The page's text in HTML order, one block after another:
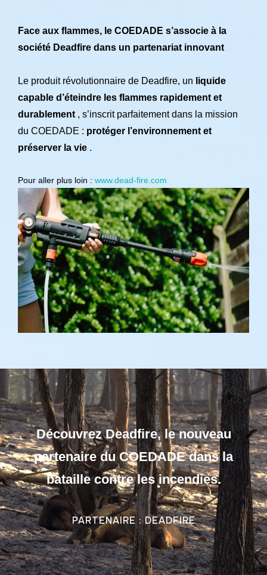
Face aux flammes, le COEDADE s’associe à la
société Deadfire dans un partenariat innovant
Le produit révolutionnaire de Deadfire, un liquide
capable d’éteindre les flammes rapidement et
durablement , s’inscrit parfaitement dans la mission
du COEDADE : protéger l’environnement et
préserver la vie .
Pour aller plus loin : www.dead-fire.com
Découvrez Deadfire, le nouveau
partenaire du COEDADE dans la
bataille contre les incendies.
PARTENAIRE : DEADFIRE